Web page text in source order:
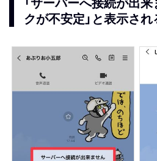
「サーバーへ接続が出来
クが不安定」と表示され